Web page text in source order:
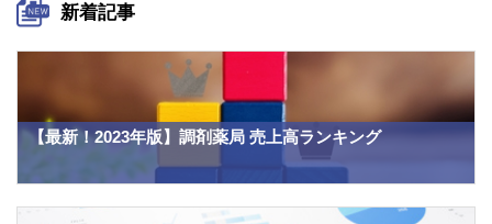
新着記事
【最新！2023年版】調剤薬局 売上高ランキング